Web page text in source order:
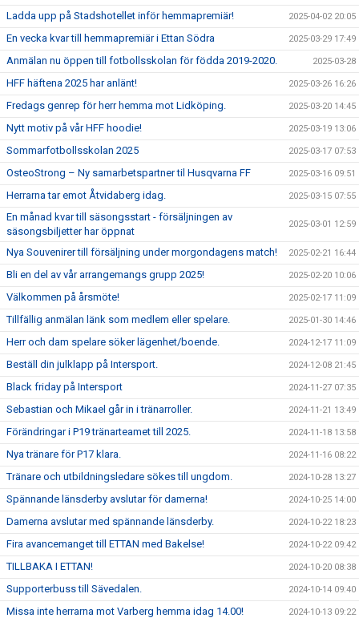
Ladda upp på Stadshotellet inför hemmapremiär! 2025-04-02 20:05
En vecka kvar till hemmapremiär i Ettan Södra 2025-03-29 17:49
Anmälan nu öppen till fotbollsskolan för födda 2019-2020. 2025-03-28
HFF häftena 2025 har anlänt! 2025-03-26 16:26
Fredags genrep för herr hemma mot Lidköping. 2025-03-20 14:45
Nytt motiv på vår HFF hoodie! 2025-03-19 13:06
Sommarfotbollsskolan 2025 2025-03-17 07:53
OsteoStrong – Ny samarbetspartner til Husqvarna FF 2025-03-16 09:51
Herrarna tar emot Åtvidaberg idag. 2025-03-15 07:55
En månad kvar till säsongsstart - försäljningen av
säsongsbiljetter har öppnat
2025-03-01 12:59
Nya Souvenirer till försäljning under morgondagens match! 2025-02-21 16:44
Bli en del av vår arrangemangs grupp 2025! 2025-02-20 10:06
Välkommen på årsmöte! 2025-02-17 11:09
Tillfällig anmälan länk som medlem eller spelare. 2025-01-30 14:46
Herr och dam spelare söker lägenhet/boende. 2024-12-17 11:09
Beställ din julklapp på Intersport. 2024-12-08 21:45
Black friday på Intersport 2024-11-27 07:35
Sebastian och Mikael går in i tränarroller. 2024-11-21 13:49
Förändringar i P19 tränarteamet till 2025. 2024-11-18 13:58
Nya tränare för P17 klara. 2024-11-16 08:22
Tränare och utbildningsledare sökes till ungdom. 2024-10-28 13:27
Spännande länsderby avslutar för damerna! 2024-10-25 14:00
Damerna avslutar med spännande länsderby. 2024-10-22 18:23
Fira avancemanget till ETTAN med Bakelse! 2024-10-22 09:42
TILLBAKA I ETTAN! 2024-10-20 08:38
Supporterbuss till Sävedalen. 2024-10-14 09:40
Missa inte herrarna mot Varberg hemma idag 14.00! 2024-10-13 09:22